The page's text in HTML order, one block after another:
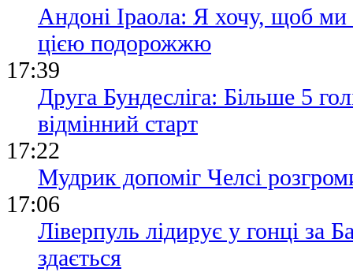
Андоні Іраола: Я хочу, щоб ми
цією подорожжю
17:39
Друга Бундесліга: Більше 5
відмінний старт
17:22
Мудрик допоміг Челсі
17:06
Ліверпуль лідирує у гонці за
здається